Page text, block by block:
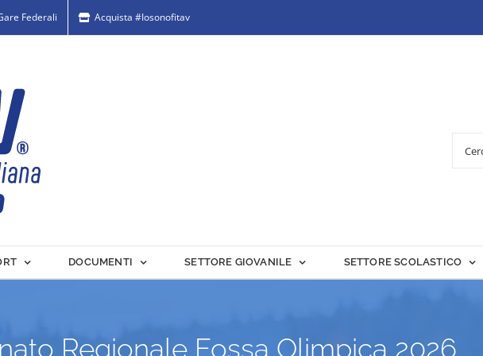
Federali Acquista #Iosonofitav
DOCUMENTI SETTORE GIOVANILE SETTORE SCOLASTICO
Regionale Fossa Olimpica 2026